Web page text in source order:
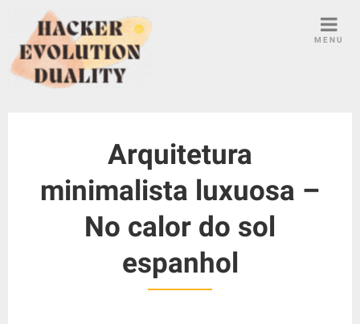
MENU
Arquitetura
minimalista luxuosa –
No calor do sol
espanhol